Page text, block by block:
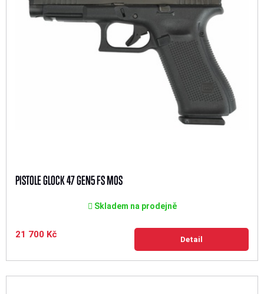
PISTOLE GLOCK 47 GEN5 FS MOS
Skladem na prodejně
21 700 Kč Detail